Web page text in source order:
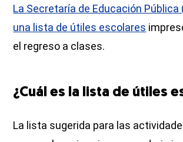
La Secretaría de Educación Pública
una lista de útiles escolares
el regreso a clases.
¿Cuál es la lista de útiles
La lista sugerida para las